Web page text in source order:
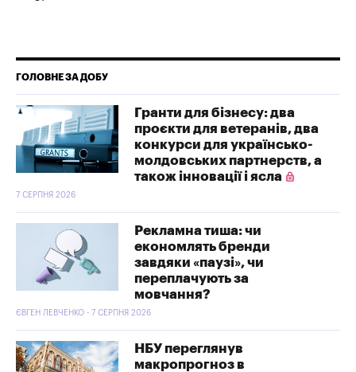
ГОЛОВНЕ ЗА ДОБУ
Гранти для бізнесу: два
проєкти для ветеранів, два
конкурси для українсько-
молдовських партнерств, а
також інновації і ясла
7 СЕРПНЯ 2026
Рекламна тиша: чи
економлять бренди
завдяки «паузі», чи
переплачують за
мовчання?
ЄВГЕН ЛЕВЧЕНКО - 7 СЕРПНЯ 2026
НБУ переглянув
макропрогноз в